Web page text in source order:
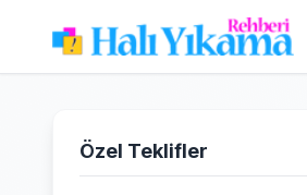
Özel Teklifler